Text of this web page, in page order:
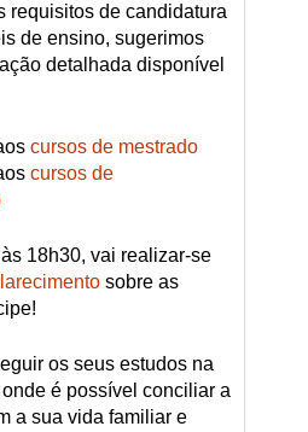
requisitos de candidatura
de ensino, sugerimos
detalhada disponível
cursos de mestrado
cursos de
18h30, vai realizar-se
sobre as
os seus estudos na
é possível conciliar a
a sua vida familiar e